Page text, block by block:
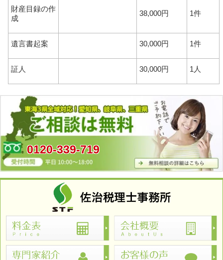
財産目録の作
成
38,000円 1件
遺言書起案 30,000円 1件
証人 30,000円 1人
0120-339-719